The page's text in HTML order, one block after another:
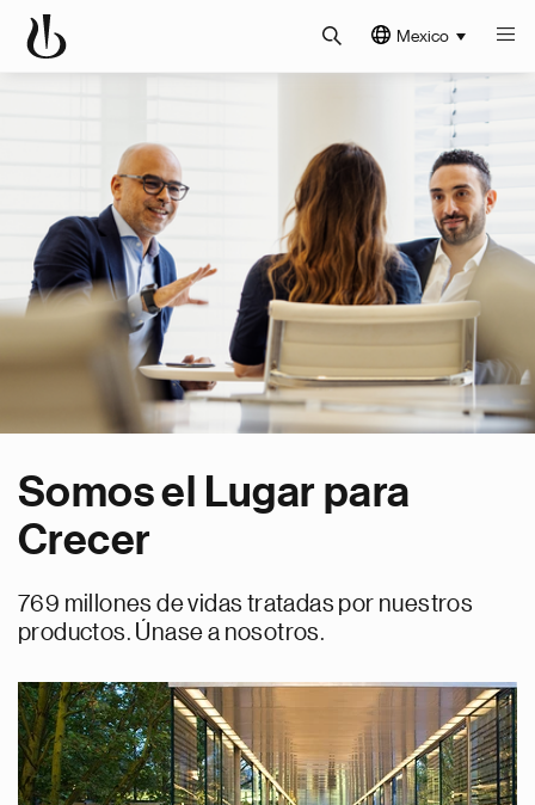
Mexico
Somos el Lugar para
Crecer
769 millones de vidas tratadas por nuestros
productos. Únase a nosotros.